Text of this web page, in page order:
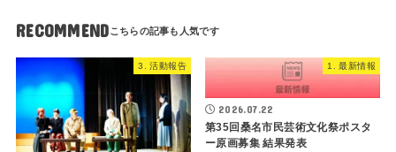
RECOMMEND
3. 活動報告 1. 最新情報
2026.07.22
第35回桑名市民芸術文化祭ポスタ
ー原画募集 結果発表